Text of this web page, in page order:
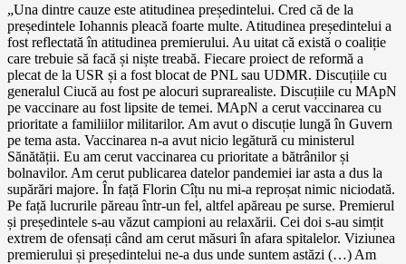
„Una dintre cauze este atitudinea președintelui. Cred că de la
președintele Iohannis pleacă foarte multe. Atitudinea președintelui a
fost reflectată în atitudinea premierului. Au uitat că există o coaliție
care trebuie să facă și niște treabă. Fiecare proiect de reformă a
plecat de la USR și a fost blocat de PNL sau UDMR. Discuțiile cu
generalul Ciucă au fost pe alocuri suprarealiste. Discuțiile cu MApN
pe vaccinare au fost lipsite de temei. MApN a cerut vaccinarea cu
prioritate a familiilor militarilor. Am avut o discuție lungă în Guvern
pe tema asta. Vaccinarea n-a avut nicio legătură cu ministerul
Sănătății. Eu am cerut vaccinarea cu prioritate a bătrânilor și
bolnavilor. Am cerut publicarea datelor pandemiei iar asta a dus la
supărări majore. În față Florin Cîțu nu mi-a reproșat nimic niciodată.
Pe față lucrurile păreau într-un fel, altfel apăreau pe surse. Premierul
și președintele s-au văzut campioni au relaxării. Cei doi s-au simțit
extrem de ofensați când am cerut măsuri în afara spitalelor. Viziunea
premierului și președintelui ne-a dus unde suntem astăzi (…) Am